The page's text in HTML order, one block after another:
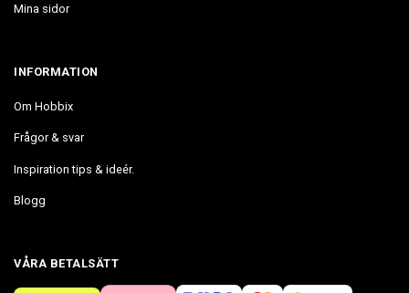
Mina sidor
INFORMATION
Om Hobbix
Frågor & svar
Inspiration tips & ideér.
Blogg
VÅRA BETALSÄTT